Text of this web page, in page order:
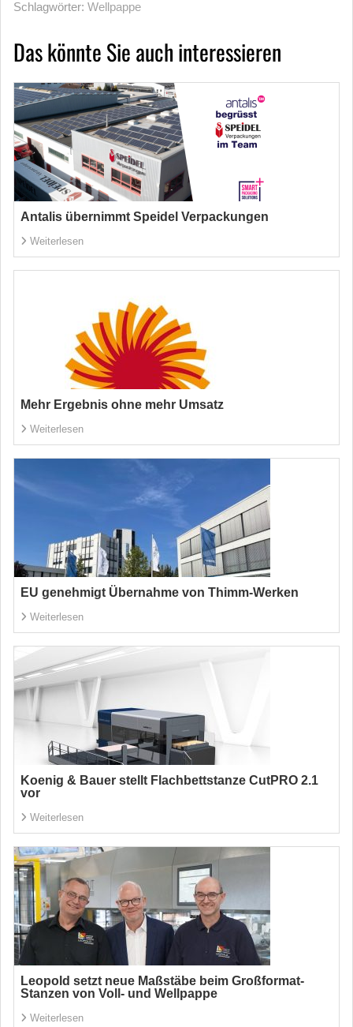
Schlagwörter: Wellpappe
Das könnte Sie auch interessieren
Antalis übernimmt Speidel Verpackungen
Weiterlesen
Mehr Ergebnis ohne mehr Umsatz
Weiterlesen
EU genehmigt Übernahme von Thimm-Werken
Weiterlesen
Koenig & Bauer stellt Flachbettstanze CutPRO 2.1
vor
Weiterlesen
Leopold setzt neue Maßstäbe beim Großformat-
Stanzen von Voll- und Wellpappe
Weiterlesen